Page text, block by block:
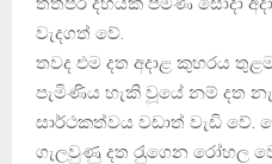
වැදගත් වේ.
තවද එම දත අදාළ කුහරය
පැමිණිය හැකි වූයේ නම් දත
සාර්ථකත්වය වඩාත් වැඩි වේ.
ගැලවුණු දත රැුගෙන රෝහල